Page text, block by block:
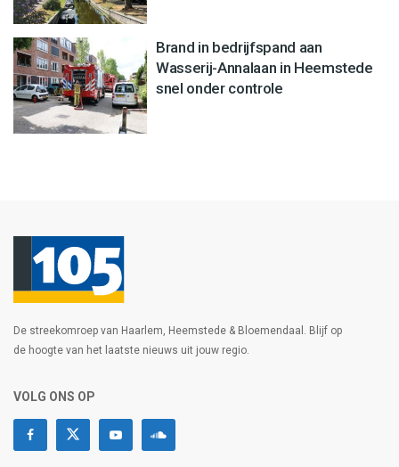
Brand in bedrijfspand aan
Wasserij-Annalaan in Heemstede
snel onder controle
De streekomroep van Haarlem, Heemstede & Bloemendaal. Blijf op
de hoogte van het laatste nieuws uit jouw regio.
VOLG ONS OP